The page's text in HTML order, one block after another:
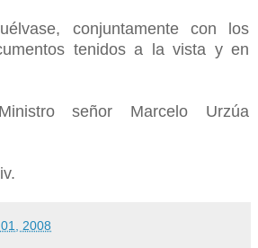
conjuntamente con los
tenidos a la vista y en
señor Marcelo Urzúa
2008